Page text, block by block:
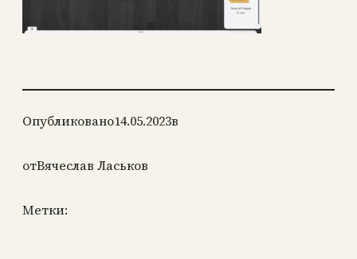
Опубликовано14.05.2023в
отВячеслав Ласьков
Метки: